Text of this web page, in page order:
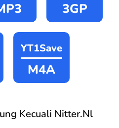
3GP
YT1Save
M4A
Kecuali Nitter.Nl